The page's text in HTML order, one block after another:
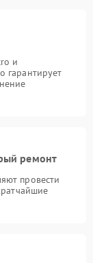
и
гарантирует
ремонт
провести